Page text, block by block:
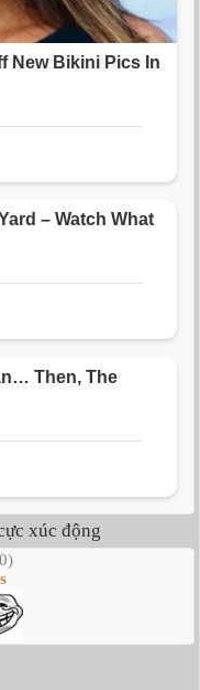
xúc động